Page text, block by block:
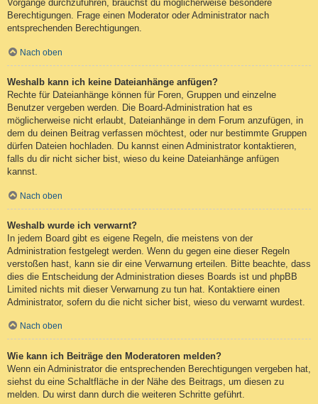
Vorgänge durchzuführen, brauchst du möglicherweise besondere
Berechtigungen. Frage einen Moderator oder Administrator nach
entsprechenden Berechtigungen.
Nach oben
Weshalb kann ich keine Dateianhänge anfügen?
Rechte für Dateianhänge können für Foren, Gruppen und einzelne
Benutzer vergeben werden. Die Board-Administration hat es
möglicherweise nicht erlaubt, Dateianhänge in dem Forum anzufügen, in
dem du deinen Beitrag verfassen möchtest, oder nur bestimmte Gruppen
dürfen Dateien hochladen. Du kannst einen Administrator kontaktieren,
falls du dir nicht sicher bist, wieso du keine Dateianhänge anfügen
kannst.
Nach oben
Weshalb wurde ich verwarnt?
In jedem Board gibt es eigene Regeln, die meistens von der
Administration festgelegt werden. Wenn du gegen eine dieser Regeln
verstoßen hast, kann sie dir eine Verwarnung erteilen. Bitte beachte, dass
dies die Entscheidung der Administration dieses Boards ist und phpBB
Limited nichts mit dieser Verwarnung zu tun hat. Kontaktiere einen
Administrator, sofern du die nicht sicher bist, wieso du verwarnt wurdest.
Nach oben
Wie kann ich Beiträge den Moderatoren melden?
Wenn ein Administrator die entsprechenden Berechtigungen vergeben hat,
siehst du eine Schaltfläche in der Nähe des Beitrags, um diesen zu
melden. Du wirst dann durch die weiteren Schritte geführt.